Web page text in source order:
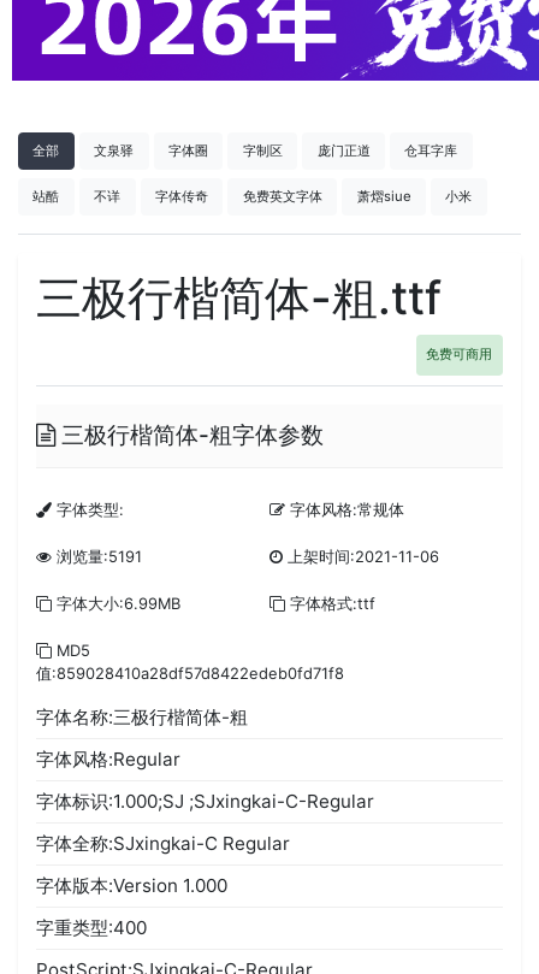
全部 文泉驿 字体圈 字制区 庞门正道 仓耳字库
站酷 不详 字体传奇 免费英文字体 萧熠siue 小米
三极行楷简体-粗.ttf
免费可商用
三极行楷简体-粗字体参数
字体类型: 字体风格:常规体
浏览量:5191 上架时间:2021-11-06
字体大小:6.99MB 字体格式:ttf
MD5
值:859028410a28df57d8422edeb0fd71f8
字体名称:三极行楷简体-粗
字体风格:Regular
字体标识:1.000;SJ ;SJxingkai-C-Regular
字体全称:SJxingkai-C Regular
字体版本:Version 1.000
字重类型:400
PostScript:SJxingkai-C-Regular